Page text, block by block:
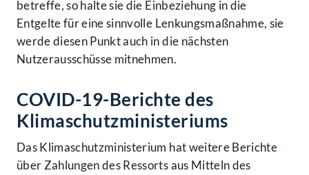
betreffe, so halte sie die Einbeziehung in die
Entgelte für eine sinnvolle Lenkungsmaßnahme, sie
werde diesen Punkt auch in die nächsten
Nutzerausschüsse mitnehmen.
COVID-19-Berichte des
Klimaschutzministeriums
Das Klimaschutzministerium hat weitere Berichte
über Zahlungen des Ressorts aus Mitteln des